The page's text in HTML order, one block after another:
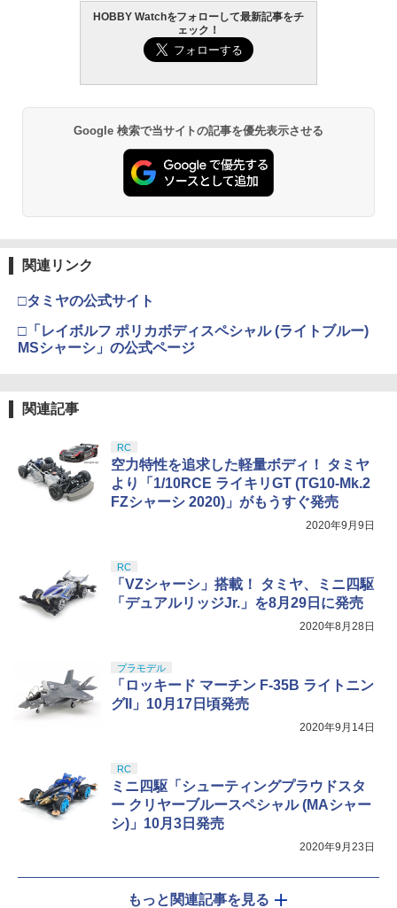
HOBBY Watchをフォローして最新記事をチ
ェック！
Google 検索で当サイトの記事を優先表示させる
関連リンク
□タミヤの公式サイト
□「レイボルフ ポリカボディスペシャル (ライトブルー)
MSシャーシ」の公式ページ
関連記事
RC
空力特性を追求した軽量ボディ！ タミヤ
より「1/10RCE ライキリGT (TG10-Mk.2
FZシャーシ 2020)」がもうすぐ発売
2020年9月9日
RC
「VZシャーシ」搭載！ タミヤ、ミニ四駆
「デュアルリッジJr.」を8月29日に発売
2020年8月28日
プラモデル
「ロッキード マーチン F-35B ライトニン
グII」10月17日頃発売
2020年9月14日
RC
ミニ四駆「シューティングプラウドスタ
ー クリヤーブルースペシャル (MAシャー
シ)」10月3日発売
2020年9月23日
もっと関連記事を見る